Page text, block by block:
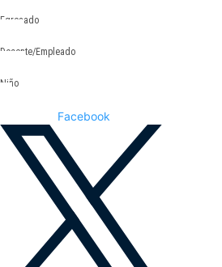
Egresado
Docente/Empleado
Niño
Facebook